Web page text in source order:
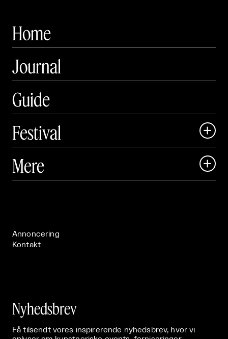
Home
Journal
Guide
Festival

 Art Matter Festival
Mere 
Annoncering
Kontakt
Nyhedsbrev
Få tilsendt vores inspirerende nyhedsbrev, hvor vi